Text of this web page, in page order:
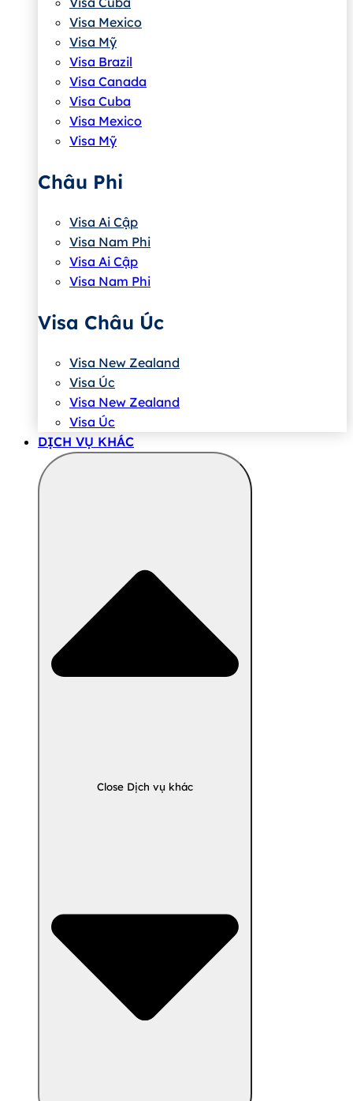
Visa Mexico
Visa Mỹ
Visa Brazil
Visa Canada
Visa Cuba
Visa Mexico
Visa Mỹ
Châu Phi
Visa Ai Cập
Visa Nam Phi
Visa Ai Cập
Visa Nam Phi
Visa Châu Úc
Visa New Zealand
Visa Úc
Visa New Zealand
Visa Úc
DỊCH VỤ KHÁC
Close Dịch vụ khác